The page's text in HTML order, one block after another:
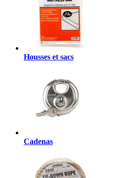
Housses et sacs
Cadenas